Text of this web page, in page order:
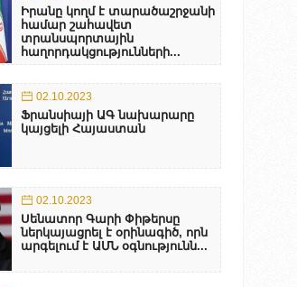
Իրանը կողմ է տարածաշրջանի
համար շահավետ
տրանսպորտային
հաղորդակցությունների...
02.10.2023
Ֆրանսիայի ԱԳ նախարարը
կայցելի Հայաստան
02.10.2023
Սենատոր Գարի Փիթերսը
ներկայացրել է օրինագիծ, որն
արգելում է ԱՄՆ օգնությունն...